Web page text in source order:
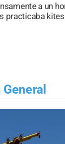
a un
practicaba